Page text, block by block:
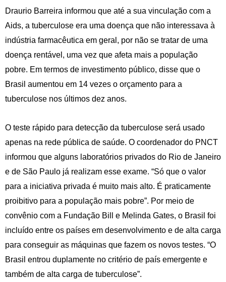
Draurio Barreira informou que até a sua vinculação com a
Aids, a tuberculose era uma doença que não interessava à
indústria farmacêutica em geral, por não se tratar de uma
doença rentável, uma vez que afeta mais a população
pobre. Em termos de investimento público, disse que o
Brasil aumentou em 14 vezes o orçamento para a
tuberculose nos últimos dez anos.
O teste rápido para detecção da tuberculose será usado
apenas na rede pública de saúde. O coordenador do PNCT
informou que alguns laboratórios privados do Rio de Janeiro
e de São Paulo já realizam esse exame. “Só que o valor
para a iniciativa privada é muito mais alto. É praticamente
proibitivo para a população mais pobre”. Por meio de
convênio com a Fundação Bill e Melinda Gates, o Brasil foi
incluído entre os países em desenvolvimento e de alta carga
para conseguir as máquinas que fazem os novos testes. “O
Brasil entrou duplamente no critério de país emergente e
também de alta carga de tuberculose”.